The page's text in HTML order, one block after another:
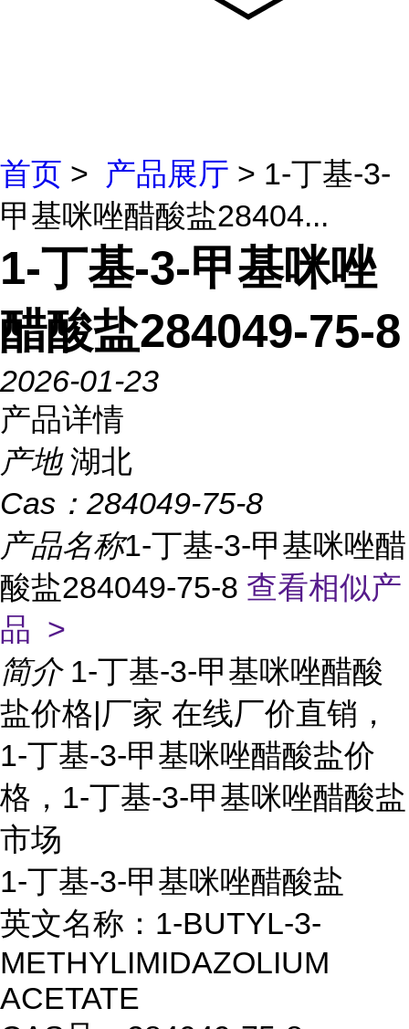
首页 > 产品展厅 > 1-丁基-3-
甲基咪唑醋酸盐28404...
1-丁基-3-甲基咪唑
醋酸盐284049-75-8
2026-01-23
产品详情
产地 湖北
Cas： 284049-75-8
产品名称1-丁基-3-甲基咪唑醋
酸盐284049-75-8 查看相似产
品 >
简介 1-丁基-3-甲基咪唑醋酸
盐价格|厂家 在线厂价直销，
1-丁基-3-甲基咪唑醋酸盐价
格，1-丁基-3-甲基咪唑醋酸盐
市场
1-丁基-3-甲基咪唑醋酸盐
英文名称：1-BUTYL-3-
METHYLIMIDAZOLIUM
ACETATE